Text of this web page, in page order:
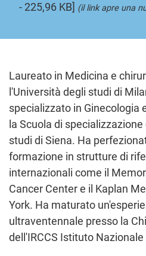
- 225,96 KB] (il link apre una
Laureato in Medicina e
l'Università degli studi di
specializzato in Ginecologia
la Scuola di
studi di Siena. Ha
formazione in strutture di
internazionali come il
Cancer Center e il Kaplan
York. Ha maturato
ultraventennale presso la
dell'IRCCS Istituto